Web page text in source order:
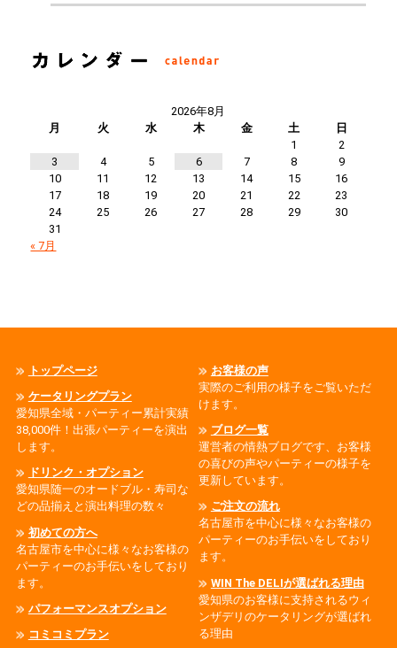
2026年8月
月
火 水 木 金 土
日
1
2
3
4 5 6 7 8
9
10
11 12 13 14 15
16
17
18 19 20 21 22
23
24
25 26 27 28 29
30
31
« 7月
トップページ
ケータリングプラン
愛知県全域・パーティー累計実績
38,000件！出張パーティーを演出
します。
ドリンク・オプション
愛知県随一のオードブル・寿司な
どの品揃えと演出料理の数々
初めての方へ
名古屋市を中心に様々なお客様の
パーティーのお手伝いをしており
ます。
パフォーマンスオプション
コミコミプラン
お客様の声
実際のご利用の様子をご覧いただ
けます。
ブログ一覧
運営者の情熱ブログです、お客様
の喜びの声やパーティーの様子を
更新しています。
ご注文の流れ
名古屋市を中心に様々なお客様の
パーティーのお手伝いをしており
ます。
WIN The DELIが選ばれる理由
愛知県のお客様に支持されるウィ
ンザデリのケータリングが選ばれ
る理由